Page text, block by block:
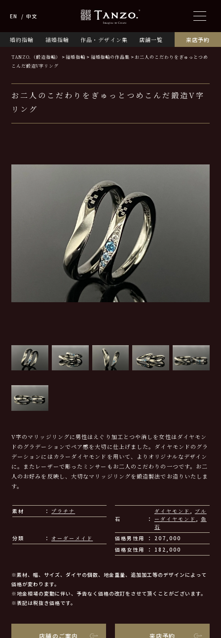
婚約指輪 結婚指輪 作品・デザイン集 店舗一覧 来店予約
EN 中文
TANZO.（鍛造指輪） 結婚指輪 結婚指輪の作品集
お二人のこだわりをぎゅっとつめ
こんだ鍛造V字リング
お二人のこだわりをぎゅっとつめこんだ鍛造V字
リング
V字のマリッジリングに男性はえぐり加工とつや消しを女性はダイヤモン
ドのグラデーションでペア感を大切に仕上げました。ダイヤモンドのグラ
デーションにはカラーダイヤモンドを用いて、よりオリジナルなデザイン
に。またレーザーで彫ったミンサーもお二人のこだわりの一つです。お二
人のお好みを反映し、大切なマリッジリングを鍛造製法でお造りいたしま
す。
素材
プラチナ
石
ダイヤモンド
ブル
ーダイヤモンド
色
石
分類
オーダーメイド 価格男性用
207,000
価格女性用
182,000
※素材、幅、サイズ、ダイヤの個数、地金重量、追加加工等のデザインによって
価格が変わります。
※地金相場の変動に伴い、予告なく価格の改訂をさせて頂くことがございます。
※表記は税抜き価格です。
店舗のご案内 来店予約